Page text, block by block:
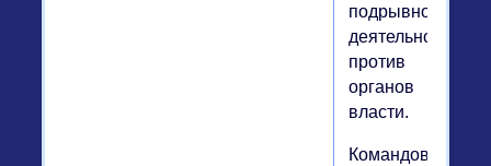
подрывной
деятельностью
против
органов
власти.
Командование